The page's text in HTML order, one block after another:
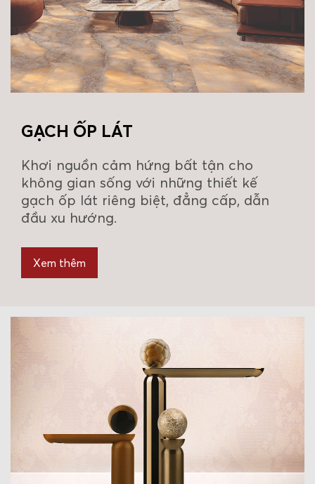
GẠCH ỐP LÁT
Khơi nguồn cảm hứng bất tận cho
không gian sống với những thiết kế
gạch ốp lát riêng biệt, đẳng cấp, dẫn
đầu xu hướng.
Xem thêm